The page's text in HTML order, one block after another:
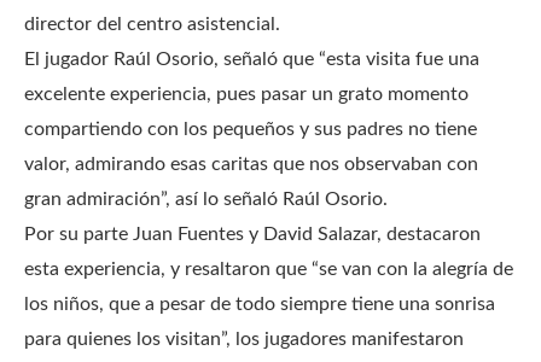
director del centro asistencial.
El jugador Raúl Osorio, señaló que “esta visita fue una
excelente experiencia, pues pasar un grato momento
compartiendo con los pequeños y sus padres no tiene
valor, admirando esas caritas que nos observaban con
gran admiración”, así lo señaló Raúl Osorio.
Por su parte Juan Fuentes y David Salazar, destacaron
esta experiencia, y resaltaron que “se van con la alegría de
los niños, que a pesar de todo siempre tiene una sonrisa
para quienes los visitan”, los jugadores manifestaron